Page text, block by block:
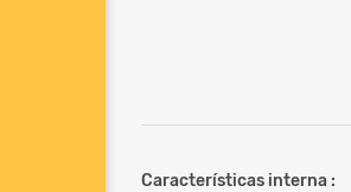
Características interna :